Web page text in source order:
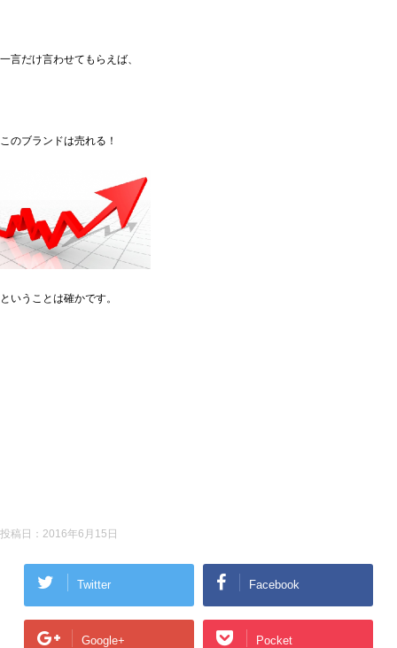
一言だけ言わせてもらえば、
このブランドは売れる！
ということは確かです。
投稿日： 2016年6月15日
Twitter Facebook
Google+ Pocket